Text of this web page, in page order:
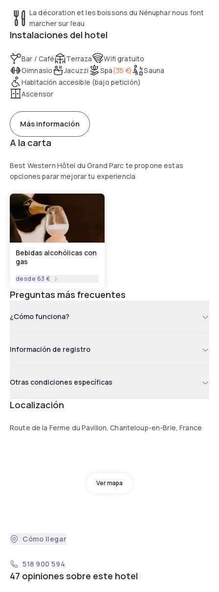
La décoration et les boissons du Nénuphar nous font
marcher sur l’eau
Instalaciones del hotel
Bar / Café Terraza
Wifi gratuito
Gimnasio
Jacuzzi Spa(35 €)
Sauna
Habitación accesible (bajo petición)
Ascensor
Más información
A la carta
Best Western Hôtel du Grand Parc te propone estas
opciones parar mejorar tu experiencia
Bebidas alcohólicas con
gas
desde 63 €
Preguntas más frecuentes
¿Cómo funciona?
Información de registro
Otras condiciones específicas
Localización
Route de la Ferme du Pavillon, Chanteloup-en-Brie, France
Ver mapa
Cómo llegar
518 900 594
47 opiniones sobre este hotel